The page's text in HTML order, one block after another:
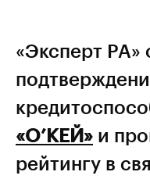
«Эксперт РА»
«О’КЕЙ» и
рейтингу в